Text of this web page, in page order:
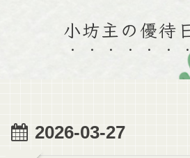
小坊主の優待
2026-03-27